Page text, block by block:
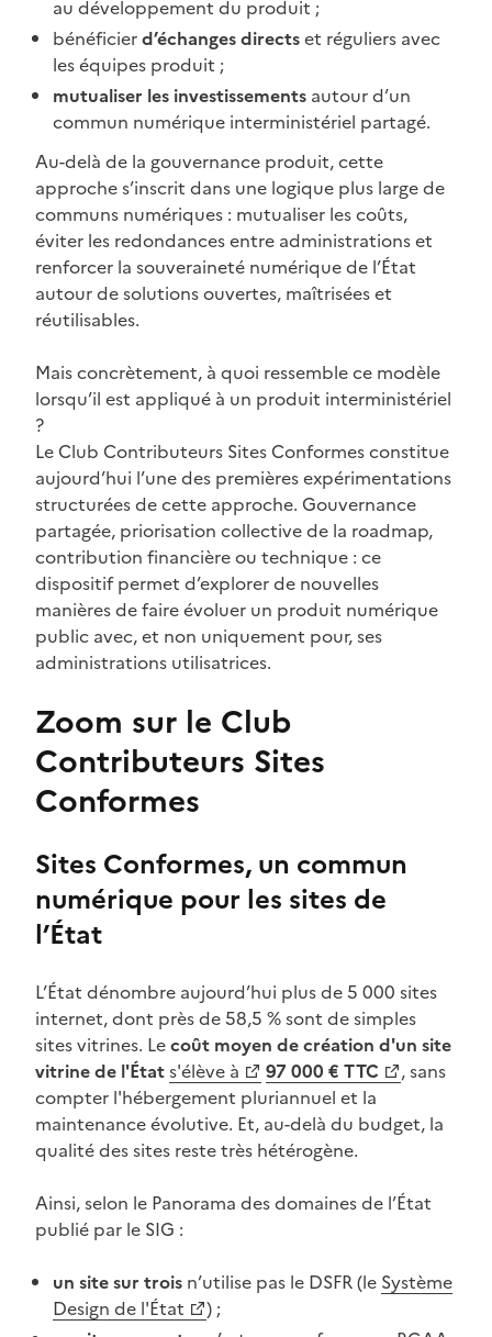
au développement du produit ;
bénéficierd’échanges directset réguliers avec
les équipes produit ;
mutualiser les investissements autour d’un
commun numérique interministériel partagé.
Au-delà de la gouvernance produit, cette
approche s’inscrit dans une logique plus large de
communs numériques : mutualiser les coûts,
éviter les redondances entre administrations et
renforcer la souveraineté numérique de l’État
autour de solutions ouvertes, maîtrisées et
réutilisables.
Mais concrètement, à quoi ressemble ce modèle
lorsqu’il est appliqué à un produit interministériel
?
Le Club Contributeurs Sites Conformes constitue
aujourd’hui l’une des premières expérimentations
structurées de cette approche. Gouvernance
partagée, priorisation collective de la roadmap,
contribution financière ou technique : ce
dispositif permet d’explorer de nouvelles
manières de faire évoluer un produit numérique
public avec, et non uniquement pour, ses
administrations utilisatrices.
Zoom sur le Club
Contributeurs Sites
Conformes
Sites Conformes, un commun
numérique pour les sites de
l’État
L’État dénombre aujourd’hui plus de 5 000 sites
internet, dont près de 58,5 % sont de simples
sites vitrines. Lecoût moyen de création d'un site
vitrine de l'État
(Ouvre une nouvelle fenêtre)
s'élève à
(Ouvre une nouvelle fenêtre)
97 000 € TTC
, sans
compter l'hébergement pluriannuel et la
maintenance évolutive. Et, au-delà du budget, la
qualité des sites reste très hétérogène.
Ainsi, selon le Panorama des domaines de l’État
publié par le SIG :
un site sur trois n’utilise pas le DSFR (le
(Ouvre une nouvelle fenêtre)
Système
Design de l'État
) ;